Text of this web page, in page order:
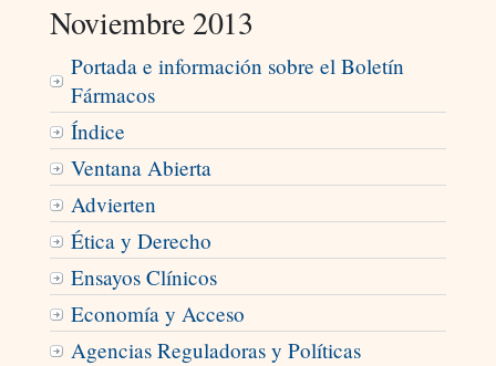
Noviembre 2013
Portada e información sobre el Boletín
Fármacos
Índice
Ventana Abierta
Advierten
Ética y Derecho
Ensayos Clínicos
Economía y Acceso
Agencias Reguladoras y Políticas